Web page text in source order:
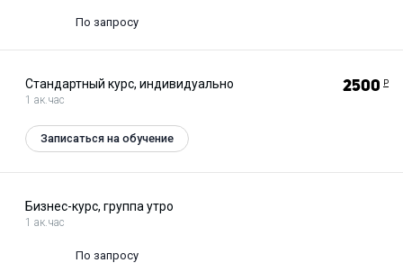
По запросу
Стандартный курс, индивидуально
1 ак.час
2500 Р
Записаться на обучение
Бизнес-курс, группа утро
1 ак.час
По запросу